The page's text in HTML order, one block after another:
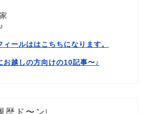
ールははこちちになります。
お越しの方向けの10記事〜♪
歴ド〜ン!